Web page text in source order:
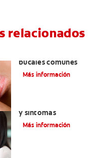
relacionados
bucales comunes
Más información
y síntomas
Más información